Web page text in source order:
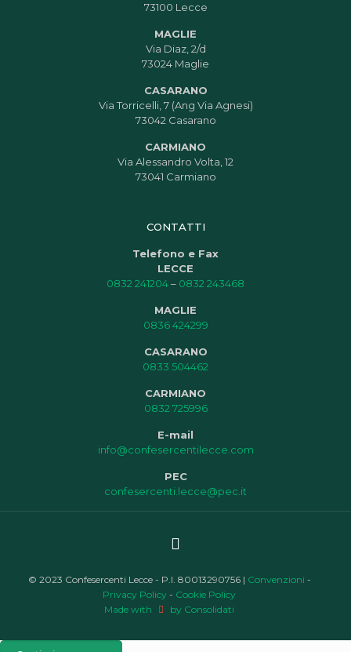
73100 Lecce
MAGLIE
Via Diaz, 2/d
73024 Maglie
CASARANO
Via Torricelli, 7 (Ang Via Agnesi)
73042 Casarano
CARMIANO
Via Alessandro Volta, 12
73041 Carmiano
CONTATTI
Telefono e Fax
LECCE
0832 241204– 0832 243468
MAGLIE
0836 424299
CASARANO
0833 504462
CARMIANO
0832 725996
E-mail
info@confesercentilecce.com
PEC
confesercenti.lecce@pec.it
© 2023 Confesercenti Lecce - P.I. 80013290756 | Convenzioni -
Privacy Policy - Cookie Policy
Made with
by Consolidati